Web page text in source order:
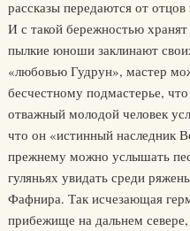
рассказы передаются от
И с такой бережностью
пылкие юноши заклинают
«любовью Гудрун», мастер
бесчестному подмастерье,
отважный молодой человек
что он «истинный наследник
прежнему можно услышать
гуляньях увидать среди
Фафнира. Так исчезающая
прибежище на дальнем